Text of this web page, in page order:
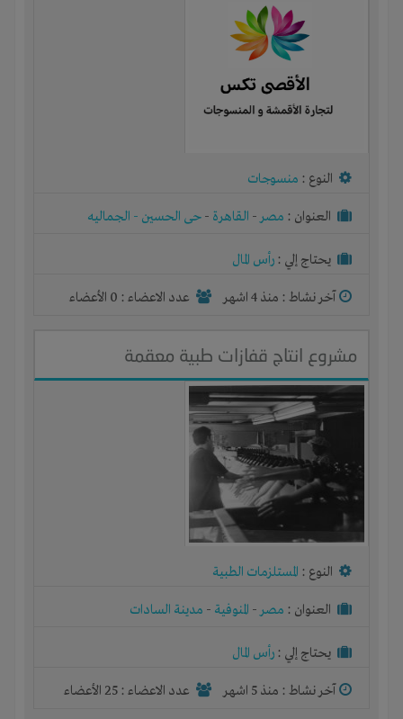
النوع : منسوجات
العنوان : مصر- القاهرة - حى الحسين - الجماليه
يحتاج إلي : رأس المال
آخر نشاط : منذ 4 اشهر عدد الاعضاء : 0 الأعضاء
مشروع انتاج قفازات طبية معقمة
النوع : المستلزمات الطبية
العنوان : مصر- المنوفية - مدينة السادات
يحتاج إلي : رأس المال
آخر نشاط : منذ 5 اشهر عدد الاعضاء : 25 الأعضاء